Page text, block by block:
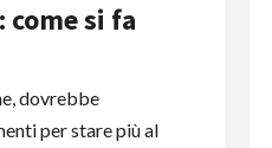
come si fa
dovrebbe
per stare più al